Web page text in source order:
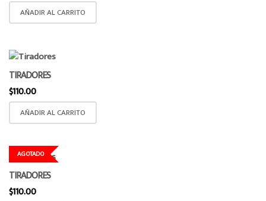
AÑADIR AL CARRITO
TIRADORES
$110.00
AÑADIR AL CARRITO
AGOTADO
TIRADORES
$110.00